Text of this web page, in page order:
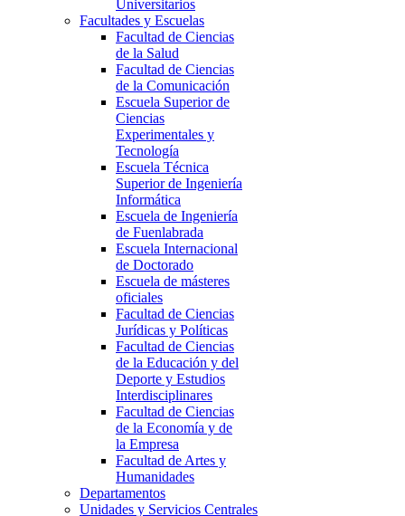
Universitarios
Facultades y Escuelas
Facultad de Ciencias
de la Salud
Facultad de Ciencias
de la Comunicación
Escuela Superior de
Ciencias
Experimentales y
Tecnología
Escuela Técnica
Superior de Ingeniería
Informática
Escuela de Ingeniería
de Fuenlabrada
Escuela Internacional
de Doctorado
Escuela de másteres
oficiales
Facultad de Ciencias
Jurídicas y Políticas
Facultad de Ciencias
de la Educación y del
Deporte y Estudios
Interdisciplinares
Facultad de Ciencias
de la Economía y de
la Empresa
Facultad de Artes y
Humanidades
Departamentos
Unidades y Servicios Centrales